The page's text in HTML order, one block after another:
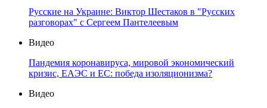
Русские на Украине: Виктор Шестаков в "Русских
разговорах" с Сергеем Пантелеевым
Видео
Пандемия коронавируса, мировой экономический
кризис, ЕАЭС и ЕС: победа изоляционизма?
Видео